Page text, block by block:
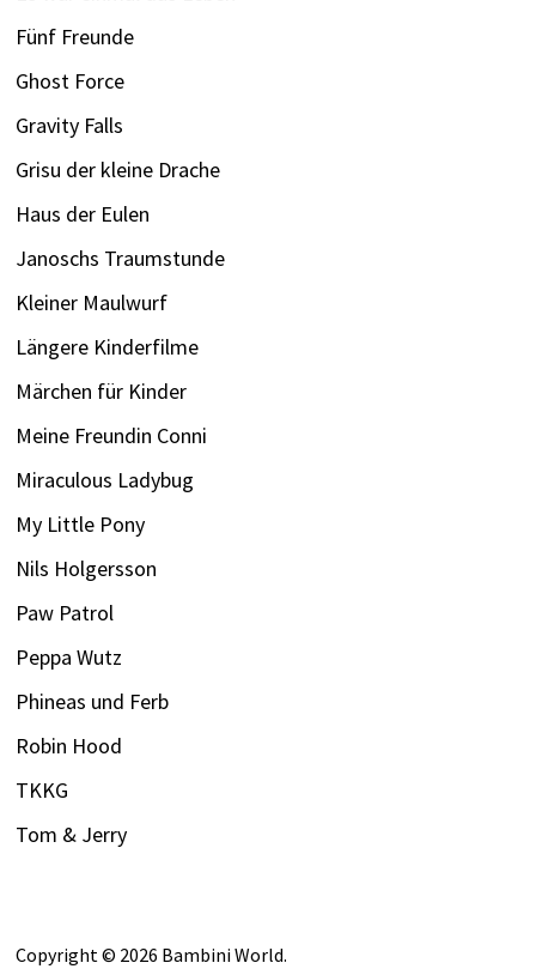
Fünf Freunde
Ghost Force
Gravity Falls
Grisu der kleine Drache
Haus der Eulen
Janoschs Traumstunde
Kleiner Maulwurf
Längere Kinderfilme
Märchen für Kinder
Meine Freundin Conni
Miraculous Ladybug
My Little Pony
Nils Holgersson
Paw Patrol
Peppa Wutz
Phineas und Ferb
Robin Hood
TKKG
Tom & Jerry
Copyright © 2026 Bambini World.